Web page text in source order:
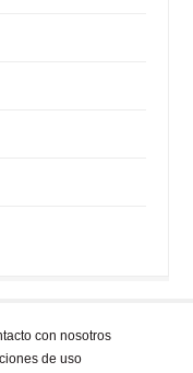
con nosotros
de uso